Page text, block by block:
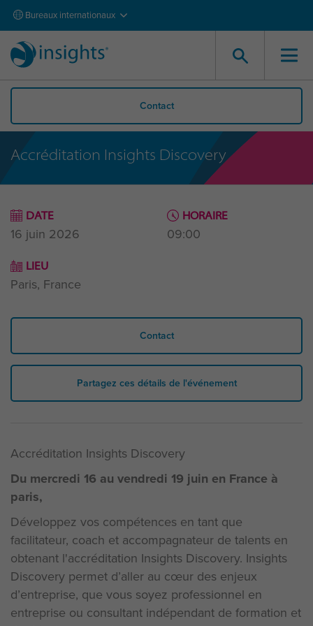
Bureaux internationaux
Contact
Accréditation Insights Discovery
DATE
16 juin 2026
HORAIRE
09:00
LIEU
Paris, France
Contact
Partagez ces détails de l'événement
Accréditation Insights Discovery
Du mercredi 16 au vendredi 19 juin en France à
paris,
Développez vos compétences en tant que
facilitateur, coach et accompagnateur de talents en
obtenant l'accréditation Insights Discovery. Insights
Discovery permet d’aller au cœur des enjeux
d’entreprise, que vous soyez professionnel en
entreprise ou consultant indépendant de formation et